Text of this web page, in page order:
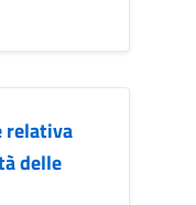
relativa
delle